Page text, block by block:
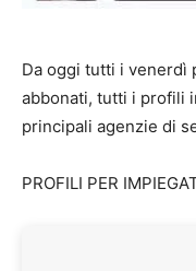
Da oggi tutti i venerdì
abbonati, tutti i profili
principali agenzie di
PROFILI PER